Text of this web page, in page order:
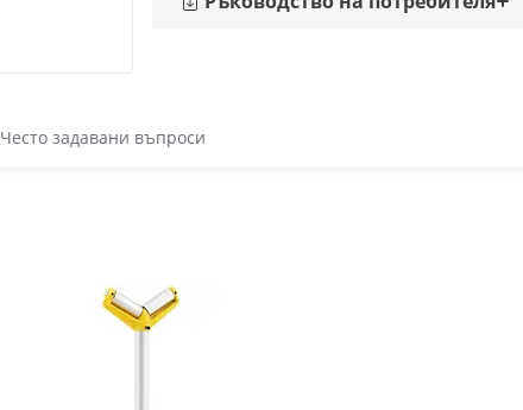
Често задавани въпроси